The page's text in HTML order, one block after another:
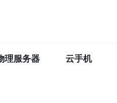
理服务器 云手机